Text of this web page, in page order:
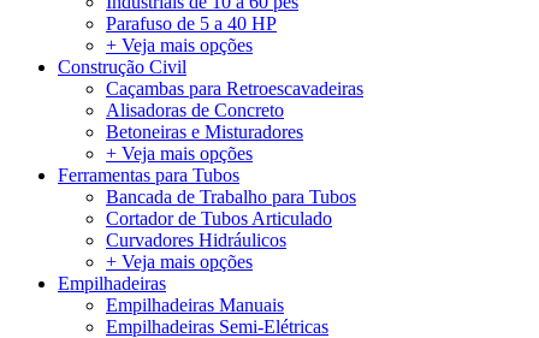
Parafuso de 5 a 40 HP
+ Veja mais opções
Construção Civil
Caçambas para Retroescavadeiras
Alisadoras de Concreto
Betoneiras e Misturadores
+ Veja mais opções
Ferramentas para Tubos
Bancada de Trabalho para Tubos
Cortador de Tubos Articulado
Curvadores Hidráulicos
+ Veja mais opções
Empilhadeiras
Empilhadeiras Manuais
Empilhadeiras Semi-Elétricas